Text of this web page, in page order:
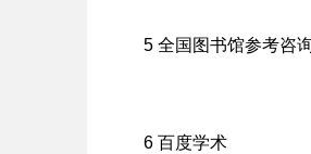
5 全国图书馆参考咨
6 百度学术